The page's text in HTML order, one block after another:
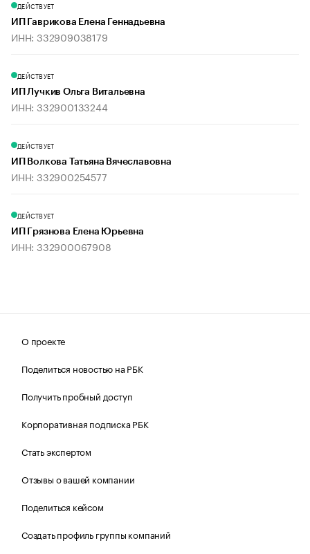
ДЕЙСТВУЕТ
ИП Гаврикова Елена Геннадьевна
ИНН: 332909038179
ДЕЙСТВУЕТ
ИП Лучкив Ольга Витальевна
ИНН: 332900133244
ДЕЙСТВУЕТ
ИП Волкова Татьяна Вячеславовна
ИНН: 332900254577
ДЕЙСТВУЕТ
ИП Грязнова Елена Юрьевна
ИНН: 332900067908
О проекте
Поделиться новостью на РБК
Получить пробный доступ
Корпоративная подписка РБК
Стать экспертом
Отзывы о вашей компании
Поделиться кейсом
Создать профиль группы компаний